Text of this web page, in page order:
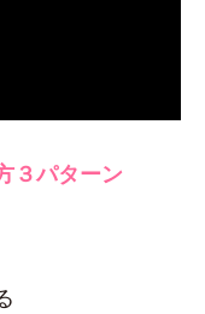
３パターン